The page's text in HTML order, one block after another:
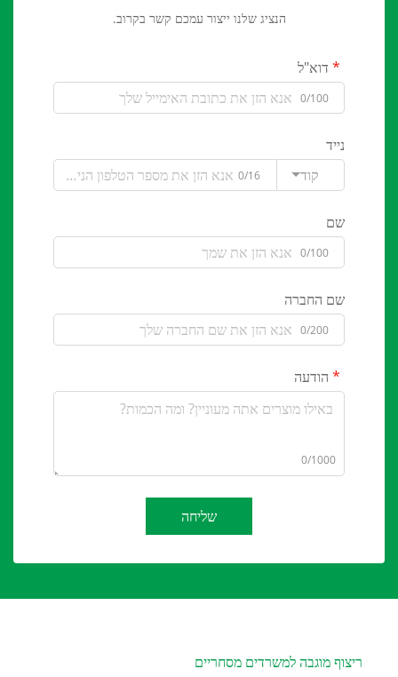
הנציג שלנו ייצור עמכם קשר בקרוב.
דוא"ל
0/100
נייד
קוד
0/16
שם
0/100
שם החברה
0/200
הודעה
0/1000
שליחה
ריצוף מוגבה למשרדים מסחריים